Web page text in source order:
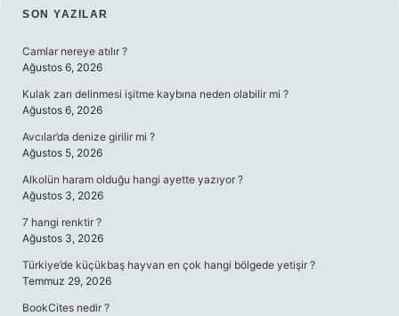
SIDEBAR
SON YAZILAR
Camlar nereye atılır ?
Ağustos 6, 2026
Kulak zarı delinmesi işitme kaybına neden olabilir mi ?
Ağustos 6, 2026
Avcılar’da denize girilir mi ?
Ağustos 5, 2026
Alkolün haram olduğu hangi ayette yazıyor ?
Ağustos 3, 2026
7 hangi renktir ?
Ağustos 3, 2026
Türkiye’de küçükbaş hayvan en çok hangi bölgede yetişir ?
Temmuz 29, 2026
BookCites nedir ?